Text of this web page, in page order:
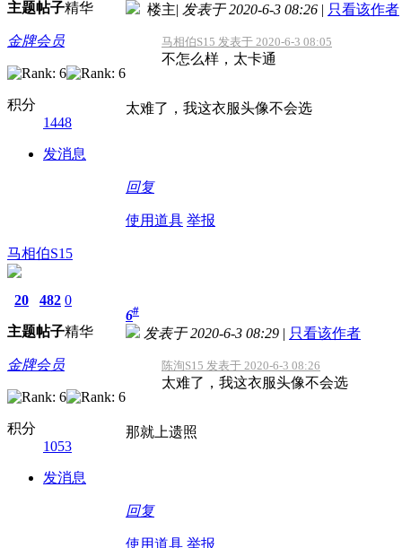
主题帖子精华
金牌会员
积分
1448
发消息
楼主| 发表于 2020-6-3 08:26 | 只看该作者
马相伯S15 发表于 2020-6-3 08:05
不怎么样，太卡通
太难了，我这衣服头像不会选
回复
使用道具 举报
马相伯S15
20
主题
482
帖子
0
精华
金牌会员
积分
1053
发消息
6#
发表于 2020-6-3 08:29 | 只看该作者
陈洵S15 发表于 2020-6-3 08:26
太难了，我这衣服头像不会选
那就上遗照
回复
使用道具 举报